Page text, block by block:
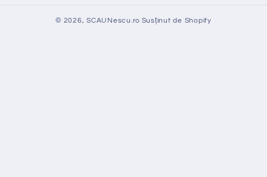
© 2026,SCAUNescu.ro Susținut de Shopify